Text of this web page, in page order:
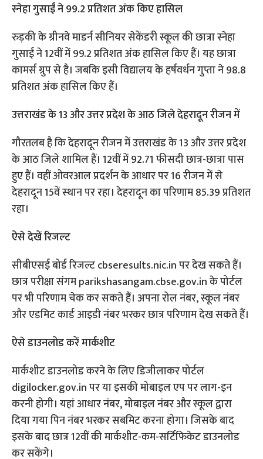
स्नेहा गुसाईं ने 99.2 प्रतिशत अंक किए हासिल
रुड़की के ग्रीनवे माडर्न सीनियर सेकेंडरी स्कूल की छात्रा स्नेहा
गुसाईं ने 12वीं में 99.2 प्रतिशत अंक हासिल किए हैं। यह छात्रा
कामर्स ग्रुप से है। जबकि इसी विद्यालय के हर्षवर्धन गुप्ता ने 98.8
प्रतिशत अंक हासिल किए हैं।
उत्तराखंड के 13 और उत्तर प्रदेश के आठ जिले देहरादून रीजन में
गौरतलब है कि देहरादून रीजन में उत्तराखंड के 13 और उत्तर प्रदेश
के आठ जिले शामिल हैं। 12वीं में 92.71 फीसदी छात्र-छात्रा पास
हुए हैं। वहीं ओवरआल प्रदर्शन के आधार पर 16 रीजन में से
देहरादून 15वें स्‍थान पर रहा। देहरादून का परिणाम 85.39 प्रतिशत
रहा।
ऐसे देखें रिजल्‍ट
सीबीएसई बोर्ड रिजल्ट cbseresults.nic.in पर देख सकते हैं।
छात्र परीक्षा संगम parikshasangam.cbse.gov.in के पोर्टल
पर भी परिणाम चेक कर सकते हैं। अपना रोल नंबर, स्कूल नंबर
और एडमिट कार्ड आइडी नंबर भरकर छात्र परिणाम देख सकते हैं।
ऐसे डाउनलोड करें मार्कशीट
मार्कशीट डाउनलोड करने के लिए डिजीलाकर पोर्टल
digilocker.gov.in पर या इसकी मोबाइल एप पर लाग-इन
करनी होगी। यहां आधार नंबर, मोबाइल नंबर और स्कूल द्वारा
दिया गया पिन नंबर भरकर सबमिट करना होगा। जिसके बाद
इसके बाद छात्र 12वीं की मार्कशीट-कम-सर्टिफिकेट डाउनलोड
कर सकेंगे।